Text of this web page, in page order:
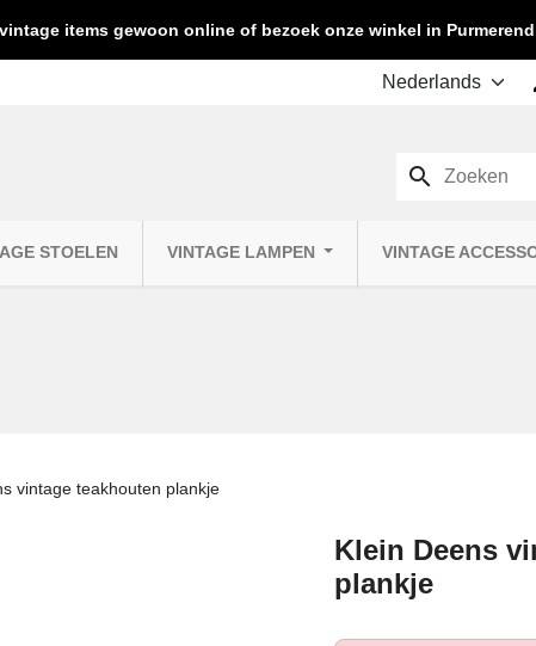
items gewoon online of bezoek onze winkel in Purmerend
STOELEN VINTAGE LAMPEN VINTAGE
search
vintage teakhouten plankje
Klein Deens
plankje